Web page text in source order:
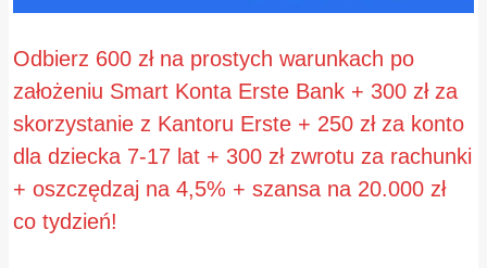
Odbierz 600 zł na prostych warunkach po
założeniu Smart Konta Erste Bank + 300 zł za
skorzystanie z Kantoru Erste + 250 zł za konto
dla dziecka 7-17 lat + 300 zł zwrotu za rachunki
+ oszczędzaj na 4,5% + szansa na 20.000 zł
co tydzień!